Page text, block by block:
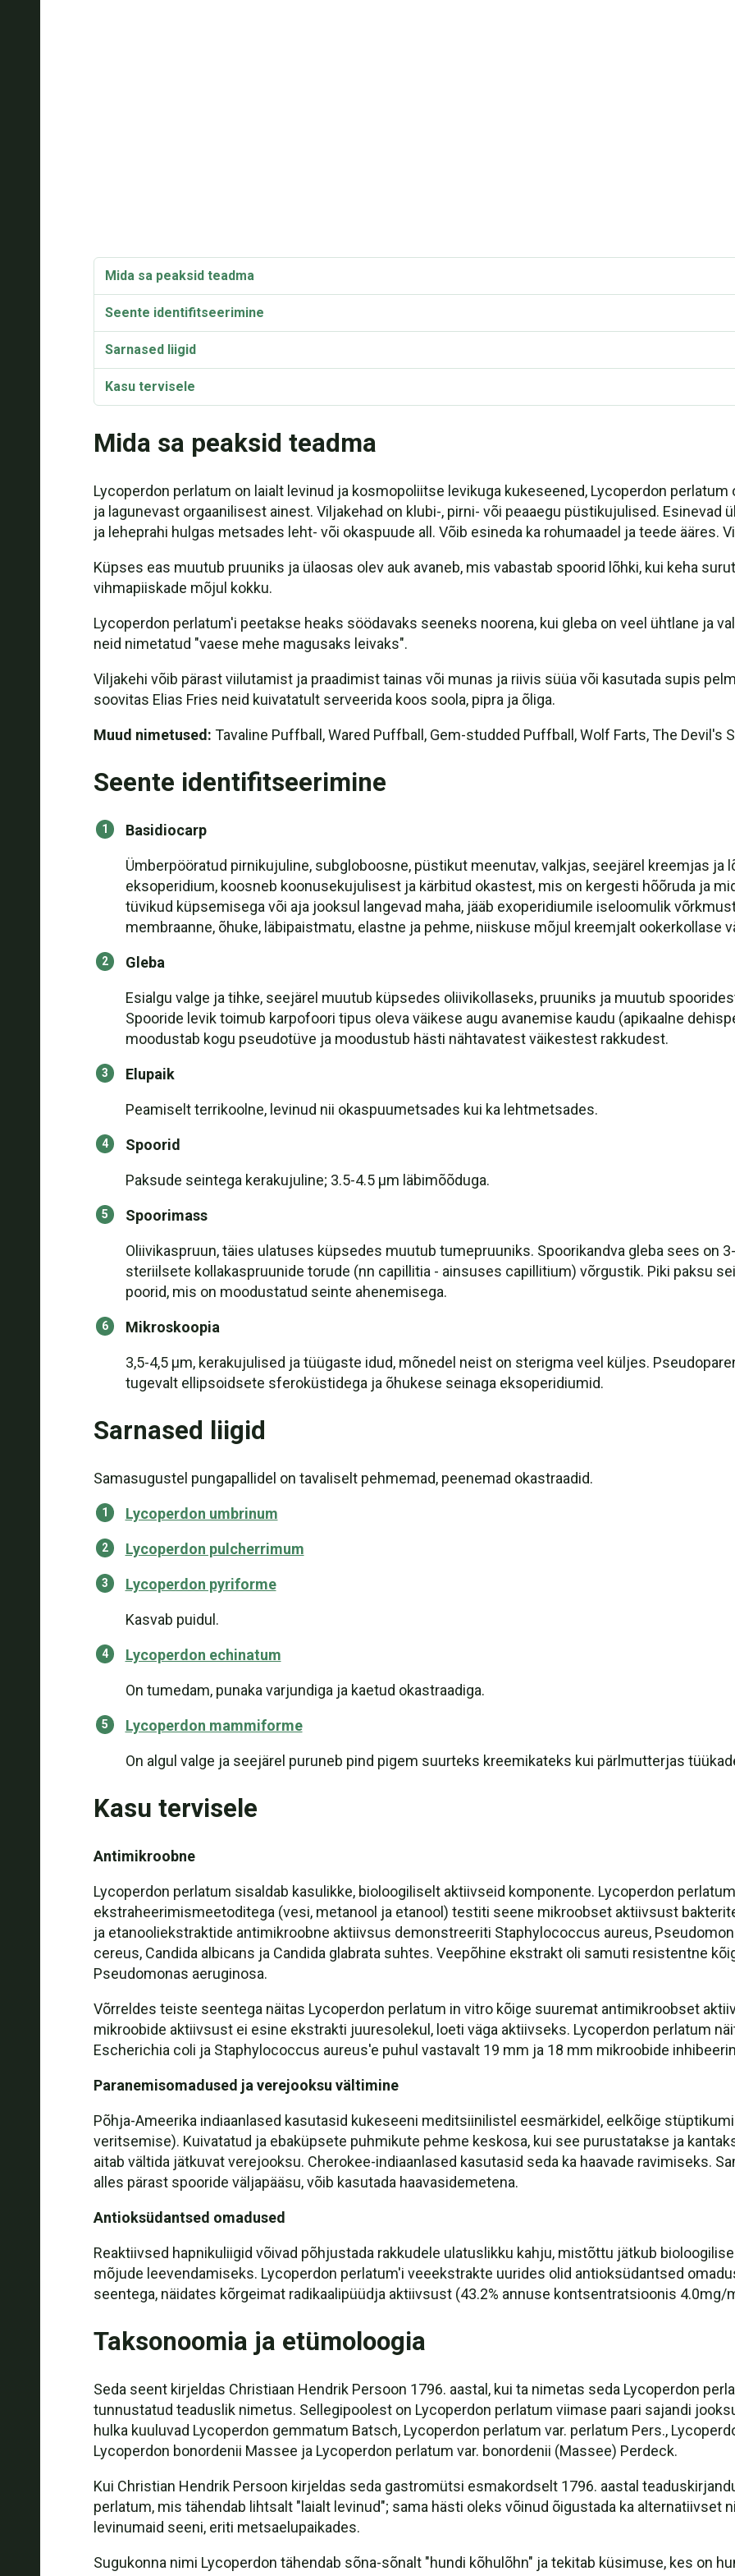
Mida sa peaksid teadma
Seente identifitseerimine
Sarnased liigid
Kasu tervisele
Lycoperdon perlatum Video
Mida sa peaksid teadma
Lycoperdon perlatum on laialt levinud ja kosmopoliitse levikuga kukeseened, Lycoperdon
ja lagunevast orgaanilisest ainest. Viljakehad on klubi-, pirni- või peaaegu püstikujulised. Esinevad
ja leheprahi hulgas metsades leht- või okaspuude all. Võib esineda ka rohumaadel ja teede ääres.
Küpses eas muutub pruuniks ja ülaosas olev auk avaneb, mis vabastab spoorid lõhki, kui keha
vihmapiiskade mõjul kokku.
Lycoperdon perlatum'i peetakse heaks söödavaks seeneks noorena, kui gleba on veel ühtlane ja
neid nimetatud "vaese mehe magusaks leivaks".
Viljakehi võib pärast viilutamist ja praadimist tainas või munas ja riivis süüa või kasutada supis
soovitas Elias Fries neid kuivatatult serveerida koos soola, pipra ja õliga.
Muud nimetused: Tavaline Puffball, Wared Puffball, Gem-studded Puffball, Wolf Farts, The Devil's
Seente identifitseerimine
Basidiocarp
Ümberpööratud pirnikujuline, subgloboosne, püstikut meenutav, valkjas, seejärel kreemjas ja
eksoperidium, koosneb koonusekujulisest ja kärbitud okastest, mis on kergesti hõõruda ja
tüvikud küpsemisega või aja jooksul langevad maha, jääb exoperidiumile iseloomulik
membraanne, õhuke, läbipaistmatu, elastne ja pehme, niiskuse mõjul kreemjalt ookerkollase
Gleba
Esialgu valge ja tihke, seejärel muutub küpsedes oliivikollaseks, pruuniks ja muutub
Spooride levik toimub karpofoori tipus oleva väikese augu avanemise kaudu (apikaalne
moodustab kogu pseudotüve ja moodustub hästi nähtavatest väikestest rakkudest.
Elupaik
Peamiselt terrikoolne, levinud nii okaspuumetsades kui ka lehtmetsades.
Spoorid
Paksude seintega kerakujuline; 3.5-4.5 µm läbimõõduga.
Spoorimass
Oliivikaspruun, täies ulatuses küpsedes muutub tumepruuniks. Spoorikandva gleba sees on
steriilsete kollakaspruunide torude (nn capillitia - ainsuses capillitium) võrgustik. Piki paksu
poorid, mis on moodustatud seinte ahenemisega.
Mikroskoopia
3,5-4,5 µm, kerakujulised ja tüügaste idud, mõnedel neist on sterigma veel küljes.
tugevalt ellipsoidsete sferoküstidega ja õhukese seinaga eksoperidiumid.
Sarnased liigid
Samasugustel pungapallidel on tavaliselt pehmemad, peenemad okastraadid.
Lycoperdon umbrinum
Lycoperdon pulcherrimum
Lycoperdon pyriforme
Kasvab puidul.
Lycoperdon echinatum
On tumedam, punaka varjundiga ja kaetud okastraadiga.
Lycoperdon mammiforme
On algul valge ja seejärel puruneb pind pigem suurteks kreemikateks kui pärlmutterjas
Kasu tervisele
Antimikroobne
Lycoperdon perlatum sisaldab kasulikke, bioloogiliselt aktiivseid komponente. Lycoperdon
ekstraheerimismeetoditega (vesi, metanool ja etanool) testiti seene mikroobset aktiivsust
ja etanooliekstraktide antimikroobne aktiivsus demonstreeriti Staphylococcus aureus,
cereus, Candida albicans ja Candida glabrata suhtes. Veepõhine ekstrakt oli samuti resistentne
Pseudomonas aeruginosa.
Võrreldes teiste seentega näitas Lycoperdon perlatum in vitro kõige suuremat antimikroobset
mikroobide aktiivsust ei esine ekstrakti juuresolekul, loeti väga aktiivseks. Lycoperdon perlatum
Escherichia coli ja Staphylococcus aureus'e puhul vastavalt 19 mm ja 18 mm mikroobide
Paranemisomadused ja verejooksu vältimine
Põhja-Ameerika indiaanlased kasutasid kukeseeni meditsiinilistel eesmärkidel, eelkõige
veritsemise). Kuivatatud ja ebaküpsete puhmikute pehme keskosa, kui see purustatakse ja
aitab vältida jätkuvat verejooksu. Cherokee-indiaanlased kasutasid seda ka haavade ravimiseks.
alles pärast spooride väljapääsu, võib kasutada haavasidemetena.
Antioksüdantsed omadused
Reaktiivsed hapnikuliigid võivad põhjustada rakkudele ulatuslikku kahju, mistõttu jätkub
mõjude leevendamiseks. Lycoperdon perlatum'i veeekstrakte uurides olid antioksüdantsed
seentega, näidates kõrgeimat radikaalipüüdja aktiivsust (43.2% annuse kontsentratsioonis 4.0mg/
Taksonoomia ja etümoloogia
Seda seent kirjeldas Christiaan Hendrik Persoon 1796. aastal, kui ta nimetas seda Lycoperdon
tunnustatud teaduslik nimetus. Sellegipoolest on Lycoperdon perlatum viimase paari sajandi
hulka kuuluvad Lycoperdon gemmatum Batsch, Lycoperdon perlatum var. perlatum Pers.,
Lycoperdon bonordenii Massee ja Lycoperdon perlatum var. bonordenii (Massee) Perdeck.
Kui Christian Hendrik Persoon kirjeldas seda gastromütsi esmakordselt 1796. aastal
perlatum, mis tähendab lihtsalt "laialt levinud"; sama hästi oleks võinud õigustada ka alternatiivset
levinumaid seeni, eriti metsaelupaikades.
Sugukonna nimi Lycoperdon tähendab sõna-sõnalt "hundi kõhulõhn" ja tekitab küsimuse, kes on